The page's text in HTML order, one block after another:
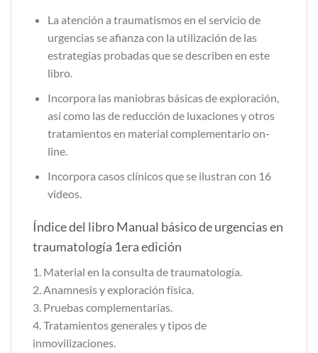
La atención a traumatismos en el servicio de
urgencias se afianza con la utilización de las
estrategias probadas que se describen en este
libro.
Incorpora las maniobras básicas de exploración,
así como las de reducción de luxaciones y otros
tratamientos en material complementario on-
line.
Incorpora casos clínicos que se ilustran con 16
videos.
Índice del libro Manual básico de urgencias en
traumatología 1era edición
1. Material en la consulta de traumatología.
2. Anamnesis y exploración física.
3. Pruebas complementarias.
4. Tratamientos generales y tipos de
inmovilizaciones.